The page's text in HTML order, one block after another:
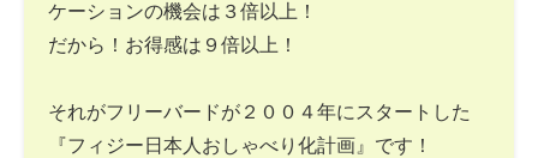
ケーションの機会は３倍以上！
だから！お得感は９倍以上！
それがフリーバードが２００４年にスタートした
『フィジー日本人おしゃべり化計画』です！